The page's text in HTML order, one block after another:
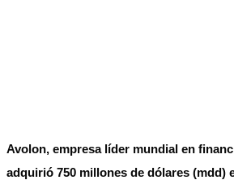
Avolon, empresa líder mundial en
adquirió 750 millones de dólares (mdd)